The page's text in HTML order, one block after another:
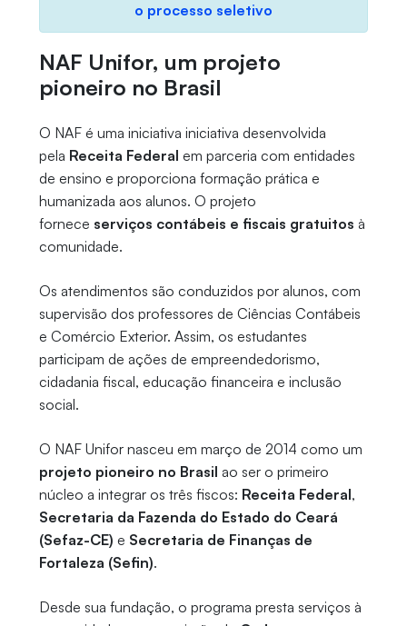
o processo seletivo
NAF Unifor, um projeto
pioneiro no Brasil
O NAF é uma iniciativa iniciativa desenvolvida
pela Receita Federal em parceria com entidades
de ensino e proporciona formação prática e
humanizada aos alunos. O projeto
fornece serviços contábeis e fiscais gratuitos à
comunidade.
Os atendimentos são conduzidos por alunos, com
supervisão dos professores de Ciências Contábeis
e Comércio Exterior. Assim, os estudantes
participam de ações de empreendedorismo,
cidadania fiscal, educação financeira e inclusão
social.
O NAF Unifor nasceu em março de 2014 como um
projeto pioneiro no Brasil ao ser o primeiro
núcleo a integrar os três fiscos: Receita Federal,
Secretaria da Fazenda do Estado do Ceará
(Sefaz-CE) e Secretaria de Finanças de
Fortaleza (Sefin).
Desde sua fundação, o programa presta serviços à